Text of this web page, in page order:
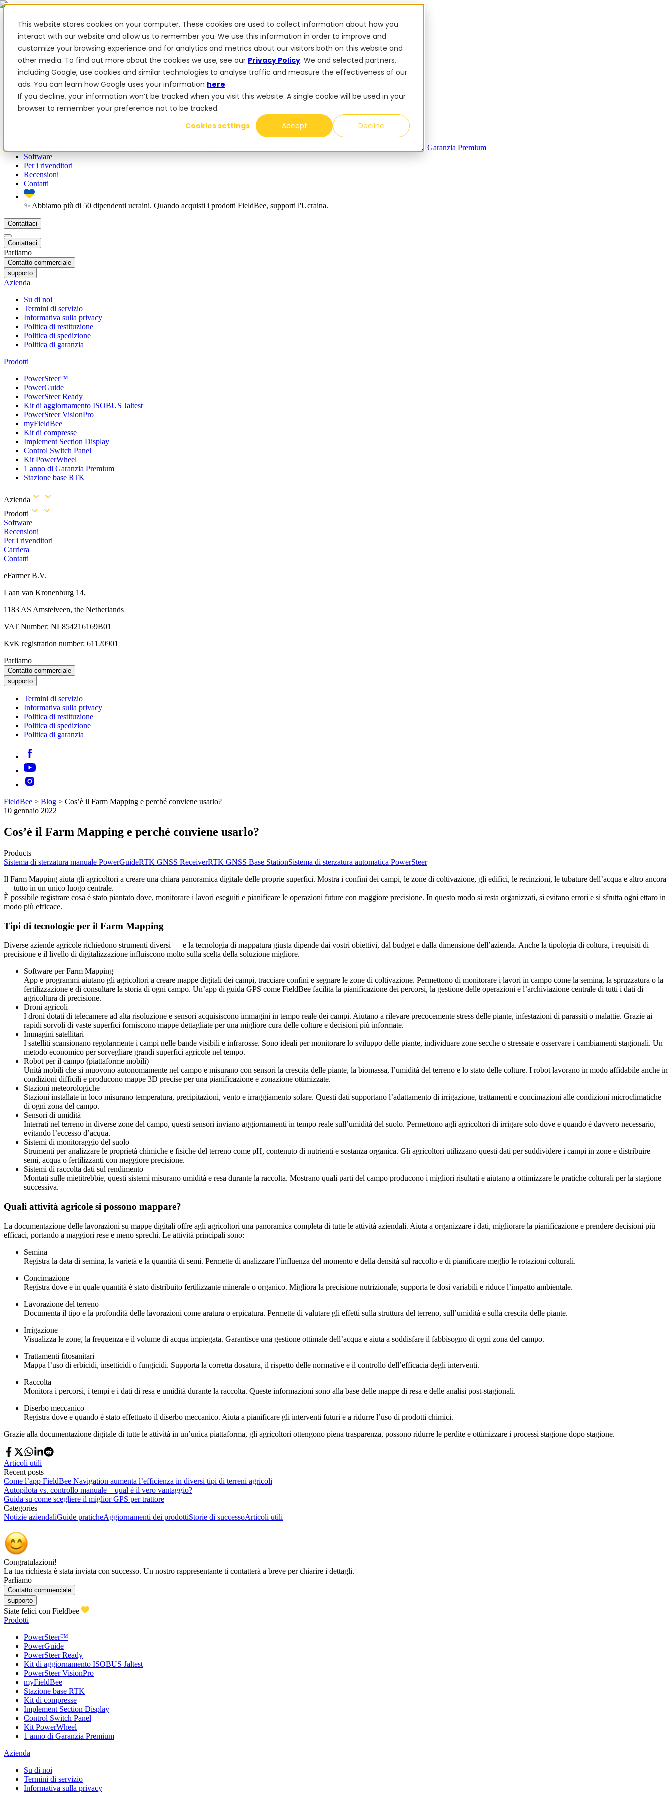
This website stores cookies on your computer. These cookies are used to collect information about how you
interact with our website and allow us to remember you. We use this information in order to improve and
customize your browsing experience and for analytics and metrics about our visitors both on this website and
other media. To find out more about the cookies we use, see our Privacy Policy. We and selected partners,
including Google, use cookies and similar technologies to analyse traffic and measure the effectiveness of our
ads. You can learn how Google uses your information here.
If you decline, your information won’t be tracked when you visit this website. A single cookie will be used in your
browser to remember your preference not to be tracked.
Cookies settings
Accept Decline
✨ Abbiamo più di 50 dipendenti ucraini. Quando acquisti i prodotti FieldBee, supporti l'Ucraina.
Prodotti
Prodotti
PowerSteer™PowerSteer ReadyPowerGuide Kit di espansione ISOBUS Jaltest
1 anno di Garanzia Premium
Software
Per i rivenditori
Recensioni
Contatti
✨ Abbiamo più di 50 dipendenti ucraini. Quando acquisti i prodotti FieldBee, supporti l'Ucraina.
Contattaci
Contattaci
Parliamo
Contatto commerciale
supporto
Azienda
Su di noi
Termini di servizio
Informativa sulla privacy
Politica di restituzione
Politica di spedizione
Politica di garanzia
Prodotti
PowerSteer™
PowerGuide
PowerSteer Ready
Kit di aggiornamento ISOBUS Jaltest
PowerSteer VisionPro
myFieldBee
Kit di compresse
Implement Section Display
Control Switch Panel
Kit PowerWheel
1 anno di Garanzia Premium
Stazione base RTK
Azienda
Prodotti
Software
Recensioni
Per i rivenditori
Carriera
Contatti
eFarmer B.V.
Laan van Kronenburg 14,
1183 AS Amstelveen, the Netherlands
VAT Number: NL854216169B01
KvK registration number: 61120901
Parliamo
Contatto commerciale
supporto
Termini di servizio
Informativa sulla privacy
Politica di restituzione
Politica di spedizione
Politica di garanzia
FieldBee > Blog > Cos’è il Farm Mapping e perché conviene usarlo?
10 gennaio 2022
Cos’è il Farm Mapping e perché conviene usarlo?
Products
Sistema di sterzatura manuale PowerGuideRTK GNSS ReceiverRTK GNSS Base StationSistema di sterzatura automatica PowerSteer
Il Farm Mapping aiuta gli agricoltori a creare una chiara panoramica digitale delle proprie superfici. Mostra i confini dei campi, le zone di coltivazione, gli edifici, le recinzioni, le tubature dell’acqua e altro ancora
— tutto in un unico luogo centrale.
È possibile registrare cosa è stato piantato dove, monitorare i lavori eseguiti e pianificare le operazioni future con maggiore precisione. In questo modo si resta organizzati, si evitano errori e si sfrutta ogni ettaro in
modo più efficace.
Tipi di tecnologie per il Farm Mapping
Diverse aziende agricole richiedono strumenti diversi — e la tecnologia di mappatura giusta dipende dai vostri obiettivi, dal budget e dalla dimensione dell’azienda. Anche la tipologia di coltura, i requisiti di
precisione e il livello di digitalizzazione influiscono molto sulla scelta della soluzione migliore.
Software per Farm Mapping
App e programmi aiutano gli agricoltori a creare mappe digitali dei campi, tracciare confini e segnare le zone di coltivazione. Permettono di monitorare i lavori in campo come la semina, la spruzzatura o la
fertilizzazione e di consultare la storia di ogni campo. Un’app di guida GPS come FieldBee facilita la pianificazione dei percorsi, la gestione delle operazioni e l’archiviazione centrale di tutti i dati di
agricoltura di precisione.
Droni agricoli
I droni dotati di telecamere ad alta risoluzione e sensori acquisiscono immagini in tempo reale dei campi. Aiutano a rilevare precocemente stress delle piante, infestazioni di parassiti o malattie. Grazie ai
rapidi sorvoli di vaste superfici forniscono mappe dettagliate per una migliore cura delle colture e decisioni più informate.
Immagini satellitari
I satelliti scansionano regolarmente i campi nelle bande visibili e infrarosse. Sono ideali per monitorare lo sviluppo delle piante, individuare zone secche o stressate e osservare i cambiamenti stagionali. Un
metodo economico per sorvegliare grandi superfici agricole nel tempo.
Robot per il campo (piattaforme mobili)
Unità mobili che si muovono autonomamente nel campo e misurano con sensori la crescita delle piante, la biomassa, l’umidità del terreno e lo stato delle colture. I robot lavorano in modo affidabile anche in
condizioni difficili e producono mappe 3D precise per una pianificazione e zonazione ottimizzate.
Stazioni meteorologiche
Stazioni installate in loco misurano temperatura, precipitazioni, vento e irraggiamento solare. Questi dati supportano l’adattamento di irrigazione, trattamenti e concimazioni alle condizioni microclimatiche
di ogni zona del campo.
Sensori di umidità
Interrati nel terreno in diverse zone del campo, questi sensori inviano aggiornamenti in tempo reale sull’umidità del suolo. Permettono agli agricoltori di irrigare solo dove e quando è davvero necessario,
evitando l’eccesso d’acqua.
Sistemi di monitoraggio del suolo
Strumenti per analizzare le proprietà chimiche e fisiche del terreno come pH, contenuto di nutrienti e sostanza organica. Gli agricoltori utilizzano questi dati per suddividere i campi in zone e distribuire
semi, acqua o fertilizzanti con maggiore precisione.
Sistemi di raccolta dati sul rendimento
Montati sulle mietitrebbie, questi sistemi misurano umidità e resa durante la raccolta. Mostrano quali parti del campo producono i migliori risultati e aiutano a ottimizzare le pratiche colturali per la stagione
successiva.
Quali attività agricole si possono mappare?
La documentazione delle lavorazioni su mappe digitali offre agli agricoltori una panoramica completa di tutte le attività aziendali. Aiuta a organizzare i dati, migliorare la pianificazione e prendere decisioni più
efficaci, portando a maggiori rese e meno sprechi. Le attività principali sono:
Semina
Registra la data di semina, la varietà e la quantità di semi. Permette di analizzare l’influenza del momento e della densità sul raccolto e di pianificare meglio le rotazioni colturali.
Concimazione
Registra dove e in quale quantità è stato distribuito fertilizzante minerale o organico. Migliora la precisione nutrizionale, supporta le dosi variabili e riduce l’impatto ambientale.
Lavorazione del terreno
Documenta il tipo e la profondità delle lavorazioni come aratura o erpicatura. Permette di valutare gli effetti sulla struttura del terreno, sull’umidità e sulla crescita delle piante.
Irrigazione
Visualizza le zone, la frequenza e il volume di acqua impiegata. Garantisce una gestione ottimale dell’acqua e aiuta a soddisfare il fabbisogno di ogni zona del campo.
Trattamenti fitosanitari
Mappa l’uso di erbicidi, insetticidi o fungicidi. Supporta la corretta dosatura, il rispetto delle normative e il controllo dell’efficacia degli interventi.
Raccolta
Monitora i percorsi, i tempi e i dati di resa e umidità durante la raccolta. Queste informazioni sono alla base delle mappe di resa e delle analisi post-stagionali.
Diserbo meccanico
Registra dove e quando è stato effettuato il diserbo meccanico. Aiuta a pianificare gli interventi futuri e a ridurre l’uso di prodotti chimici.
Grazie alla documentazione digitale di tutte le attività in un’unica piattaforma, gli agricoltori ottengono piena trasparenza, possono ridurre le perdite e ottimizzare i processi stagione dopo stagione.
Articoli utili
Recent posts
Come l’app FieldBee Navigation aumenta l’efficienza in diversi tipi di terreni agricoli
Autopilota vs. controllo manuale – qual è il vero vantaggio?
Guida su come scegliere il miglior GPS per trattore
Categories
Notizie aziendaliGuide praticheAggiornamenti dei prodottiStorie di successoArticoli utili
Congratulazioni!
La tua richiesta è stata inviata con successo. Un nostro rappresentante ti contatterà a breve per chiarire i dettagli.
Parliamo
Contatto commerciale
supporto
Siate felici con Fieldbee
Prodotti
PowerSteer™
PowerGuide
PowerSteer Ready
Kit di aggiornamento ISOBUS Jaltest
PowerSteer VisionPro
myFieldBee
Stazione base RTK
Kit di compresse
Implement Section Display
Control Switch Panel
Kit PowerWheel
1 anno di Garanzia Premium
Azienda
Su di noi
Termini di servizio
Informativa sulla privacy